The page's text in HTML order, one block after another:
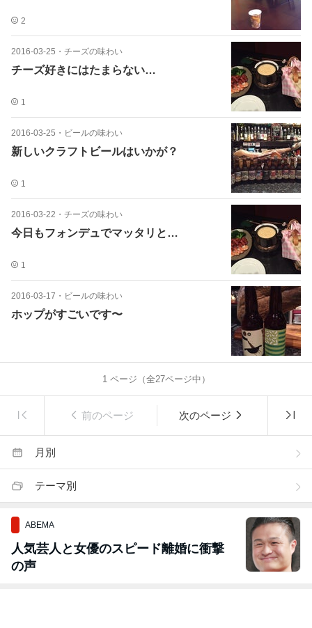
2
2016-03-25 ・ チーズの味わい
チーズ好きにはたまらない…
1
2016-03-25 ・ ビールの味わい
新しいクラフトビールはいかが？
1
2016-03-22 ・ チーズの味わい
今日もフォンデュでマッタリと…
1
2016-03-17 ・ ビールの味わい
ホップがすごいです〜
1ページ（全27ページ中）
前のページ 次のページ
月別
テーマ別
ABEMA
人気芸人と女優のスピード離婚に衝撃
の声